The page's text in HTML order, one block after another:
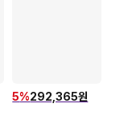
5%292,365원